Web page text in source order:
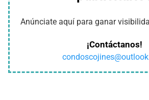
Anúnciate aquí para ganar
¡Contáctanos!